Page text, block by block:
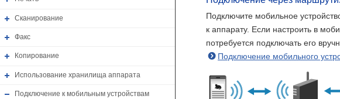
Сканирование
Факс
Копирование
Использование хранилища аппарата
Подключение к мобильным устройствам
Подключите мобильное
к аппарату. Если настроить в
потребуется подключать его
Подключение мобильного